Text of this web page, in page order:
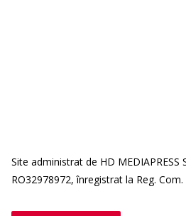
Site administrat de HD MEDIAPRESS
RO32978972, înregistrat la Reg.